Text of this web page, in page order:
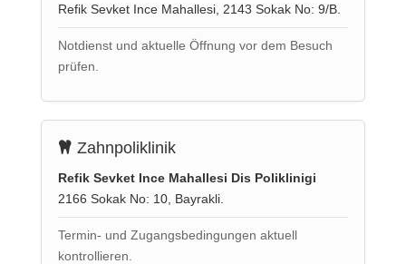
Refik Sevket Ince Mahallesi, 2143 Sokak No: 9/B.
Notdienst und aktuelle Öffnung vor dem Besuch
prüfen.
Zahnpoliklinik
Refik Sevket Ince Mahallesi Dis Poliklinigi
2166 Sokak No: 10, Bayrakli.
Termin- und Zugangsbedingungen aktuell
kontrollieren.